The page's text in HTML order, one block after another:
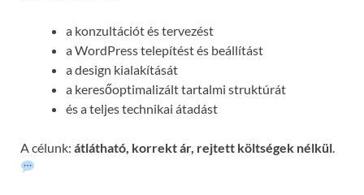
a konzultációt és tervezést
a WordPress telepítést és beállítást
a design kialakítását
a keresőoptimalizált tartalmi struktúrát
és a teljes technikai átadást
A célunk: átlátható, korrekt ár, rejtett költségek nélkül